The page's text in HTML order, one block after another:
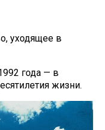
уходящее в
года — в
жизни.